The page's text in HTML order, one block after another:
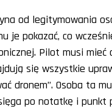
od legitymowania
je pokazać, co
Pilot musi
się wszystkie
dronem”. Osoba ta
po notatkę i punkt